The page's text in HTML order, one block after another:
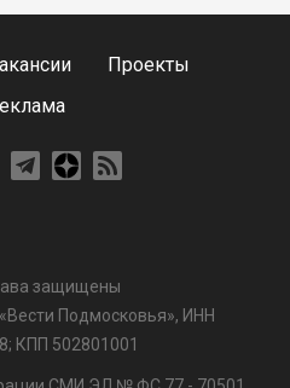
Проекты
защищены
Подмосковья», ИНН
КПП 502801001